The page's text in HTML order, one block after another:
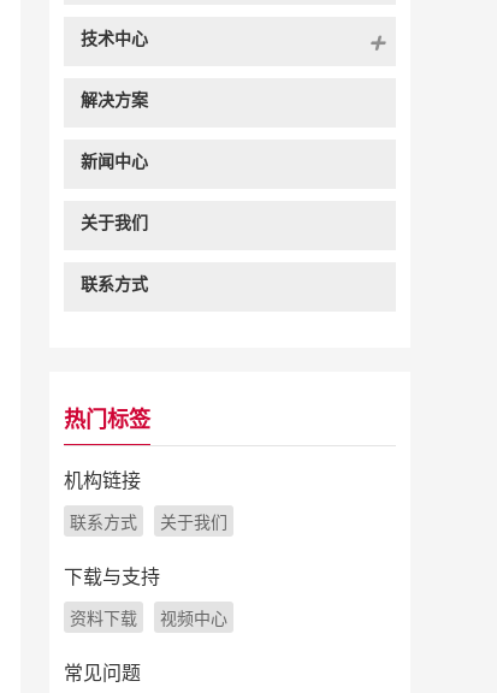
技术中心
解决方案
新闻中心
关于我们
联系方式
热门标签
机构链接
联系方式 关于我们
下载与支持
资料下载 视频中心
常见问题